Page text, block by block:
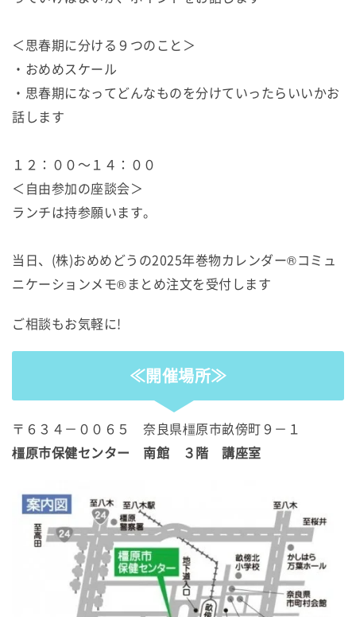
＜思春期に分ける９つのこと＞
・おめめスケール
・思春期になってどんなものを分けていったらいいかお
話します
１２：００～１４：００
＜自由参加の座談会＞
ランチは持参願います。
当日、(株)おめめどうの2025年巻物カレンダー®コミュ
ニケーションメモ®まとめ注文を受付します
ご相談もお気軽に!
≪開催場所≫
〒６３４－００６５ 奈良県橿原市畝傍町９－１
橿原市保健センター 南館 ３階 講座室